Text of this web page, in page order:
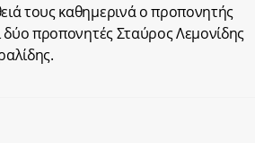
τους καθημερινά ο προπονητής
δύο προπονητές Σταύρος Λεμονίδης